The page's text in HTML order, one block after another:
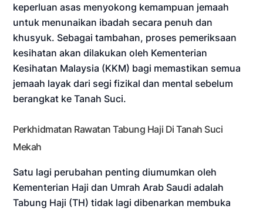
keperluan asas menyokong kemampuan jemaah
untuk menunaikan ibadah secara penuh dan
khusyuk. Sebagai tambahan, proses pemeriksaan
kesihatan akan dilakukan oleh Kementerian
Kesihatan Malaysia (KKM) bagi memastikan semua
jemaah layak dari segi fizikal dan mental sebelum
berangkat ke Tanah Suci.
Perkhidmatan Rawatan Tabung Haji Di Tanah Suci
Mekah
Satu lagi perubahan penting diumumkan oleh
Kementerian Haji dan Umrah Arab Saudi adalah
Tabung Haji (TH) tidak lagi dibenarkan membuka